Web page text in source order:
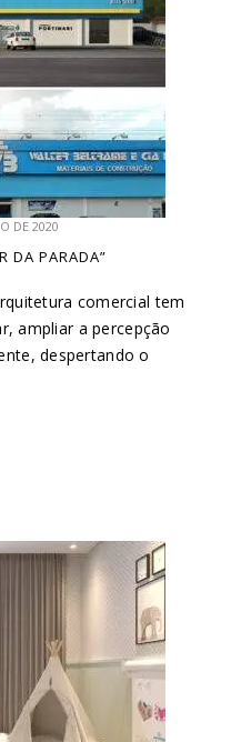
DE 2020
DA PARADA”
comercial tem
ampliar a percepção
despertando o